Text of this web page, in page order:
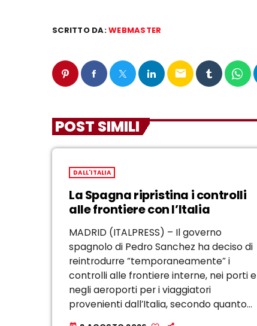
SCRITTO DA:WEBMASTER
email
POST SIMILI
DALL'ITALIA
La Spagna ripristina i controlli
alle frontiere con l’Italia
MADRID (ITALPRESS) – Il governo
spagnolo di Pedro Sanchez ha deciso di
reintrodurre “temporaneamente” i
controlli alle frontiere interne, nei porti e
negli aeroporti per i viaggiatori
provenienti dall’Italia, secondo quanto